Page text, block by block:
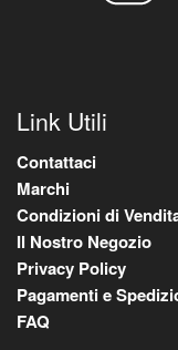
Link Utili
Contattaci
Marchi
Condizioni di
Il Nostro Negozio
Privacy Policy
Pagamenti e
FAQ